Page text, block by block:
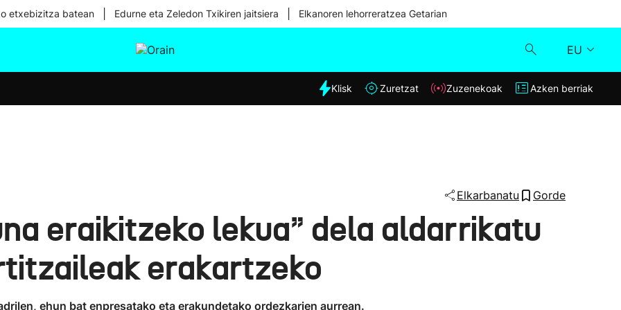
etxebizitza batean Edurne eta Zeledon Txikiren jaitsiera Elkanoren lehorreratzea Getarian
EU
Eguraldia
Klisk
Azken berriak
Klisk Zuretzat Zuzenekoak Azken berriak
Elkarbanatu Gorde
eraikitzeko lekua” dela aldarrikatu
erakartzeko
ehun bat enpresatako eta erakundetako ordezkarien aurrean.